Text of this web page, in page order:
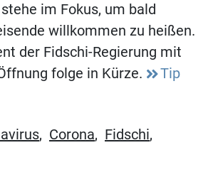
im Fokus, um bald
willkommen zu heißen.
der Fidschi-Regierung mit
folge in Kürze.
Tip
, Corona, Fidschi,